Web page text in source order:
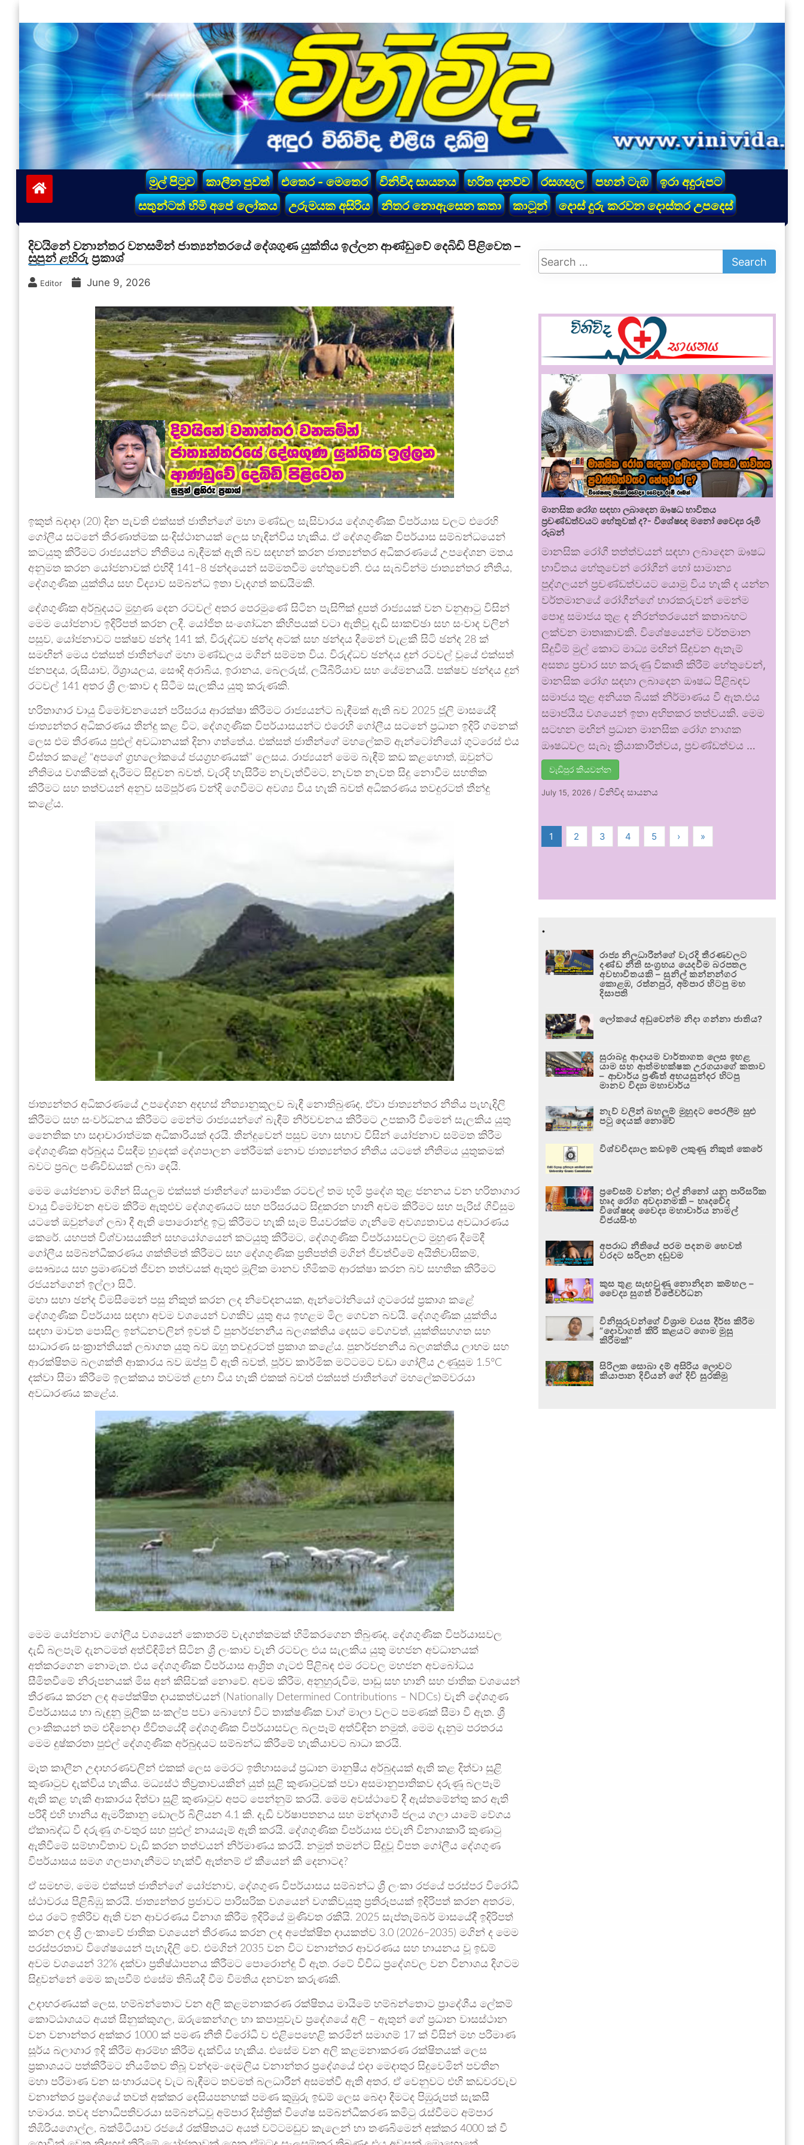
to
content
vinivida.lk
මුල් පිටුව කාලීන පුවත් එතෙර - මෙතෙර විනිවිද සායනය හරිත දනව්ව රසගඟුල පහන් ටැඹ
ඉරා අදුරුපට
සතුන්ටත් හිමි අපේ ලෝකය
උරුමයක අසිරිය නිතර නොඇසෙන කතා කාටූන් දොස් දුරු කරවන දොස්තර උපදෙස්
දිවයිනේ වනාන්තර වනසමින් ජාත්‍යන්තරයේ දේශගුණ යුක්තිය ඉල්ලන ආණ්ඩුවේ දෙබිඩි පිළිවෙත –
සුපුන් ළහිරු ප්‍රකාශ්
Editor June 9, 2026
ඉකුත් බදාදා (20) දින පැවති එක්සත් ජාතීන්ගේ මහා මණ්ඩල සැසිවාරය දේශගුණික විපර්යාස වලට එරෙහි
ගෝලීය සටනේ තීරණාත්මක සංදිස්ථානයක් ලෙස හැඳින්විය හැකිය. ඒ දේශගුණික විපර්යාස සම්බන්ධයෙන්
කටයුතු කිරීමට රාජ්‍යයන්ට නීතිමය බැඳීමක් ඇති බව සඳහන් කරන ජාත්‍යන්තර අධිකරණයේ උපදේශන මතය
අනුමත කරන යෝජනාවක් එහිදී 141–8 ඡන්දයෙන් සම්මතවීම හේතුවෙනි. එය සැබවින්ම ජාත්‍යන්තර නීතිය,
දේශගුණික යුක්තිය සහ විද්‍යාව සම්බන්ධ ඉතා වැදගත් කඩයිමකි.
දේශගුණික අර්බුදයට මුහුණ දෙන රටවල් අතර පෙරමුණේ සිටින පැසිෆික් දූපත් රාජ්‍යයක් වන වනුආටු විසින්
මෙම යෝජනාව ඉදිරිපත් කරන ලදී. යෝජිත සංශෝධන කිහිපයක් වටා ඇතිවූ දැඩි සාකච්ඡා සහ සංවාද වලින්
පසුව, යෝජනාවට පක්ෂව ඡන්ද 141 ක්, විරුද්ධව ඡන්ද අටක් සහ ඡන්දය දීමෙන් වැළකී සිටි ඡන්ද 28 ක්
සමඟින් මෙය එක්සත් ජාතීන්ගේ මහා මණ්ඩලය මගින් සම්මත විය. විරුද්ධව ඡන්දය දුන් රටවල් වූයේ එක්සත්
ජනපදය, රුසියාව, ඊශ්‍රායලය, සෞදි අරාබිය, ඉරානය, බෙලරුස්, ලයිබීරියාව සහ යේමනයයි. පක්ෂව ඡන්දය දුන්
රටවල් 141 අතර ශ්‍රී ලංකාව ද සිටීම සැලකිය යුතු කරුණකි.
හරිතාගාර වායු විමෝචනයෙන් පරිසරය ආරක්ෂා කිරීමට රාජ්‍යයන්ට බැඳීමක් ඇති බව 2025 ජූලි මාසයේදී
ජාත්‍යන්තර අධිකරණය තීන්දු කළ විට, දේශගුණික විපර්යාසයන්ට එරෙහි ගෝලීය සටනේ ප්‍රධාන ඉදිරි ගමනක්
ලෙස එම තීරණය පුළුල් අවධානයක් දිනා ගත්තේය. එක්සත් ජාතීන්ගේ මහලේකම් ඇන්ටෝනියෝ ගුටරෙස් එය
විස්තර කළේ “අපගේ ග්‍රහලෝකයේ ජයග්‍රහණයක්” ලෙසය. රාජ්‍යයන් මෙම බැඳීම් කඩ කළහොත්, ඔවුන්ට
නීතිමය වගකීමක් දැරීමට සිදුවන බවත්, වැරදි හැසිරීම නැවැත්වීමට, නැවත නැවත සිදු නොවීම සහතික
කිරීමට සහ තත්වයන් අනුව සම්පූර්ණ වන්දි ගෙවීමට අවශ්‍ය විය හැකි බවත් අධිකරණය තවදුරටත් තීන්දු
කළේය.
ජාත්‍යන්තර අධිකරණයේ උපදේශන අදහස් නීත්‍යානුකූලව බැඳී නොතිබුණද, ඒවා ජාත්‍යන්තර නීතිය පැහැදිලි
කිරීමට සහ සංවර්ධනය කිරීමට මෙන්ම රාජ්‍යයන්ගේ බැඳීම් නිර්වචනය කිරීමට උපකාරී වීමෙන් සැලකිය යුතු
නෛතික හා සදාචාරාත්මක අධිකාරියක් දරයි. තීන්දුවෙන් පසුව මහා සභාව විසින් යෝජනාව සම්මත කිරීම
දේශගුණික අර්බුදය විසඳීම හුදෙක් දේශපාලන තේරීමක් නොව ජාත්‍යන්තර නීතිය යටතේ නීතිමය යුතුකමක්
බවට ප්‍රබල පණිවිඩයක් ලබා දෙයි.
මෙම යෝජනාව මගින් සියලුම එක්සත් ජාතීන්ගේ සාමාජික රටවල් තම භූමි ප්‍රදේශ තුළ ජනනය වන හරිතාගාර
වායු විමෝචන අවම කිරීම ඇතුළුව දේශගුණයට සහ පරිසරයට සිදුකරන හානි අවම කිරීමට සහ පැරිස් ගිවිසුම
යටතේ ඔවුන්ගේ ලබා දී ඇති පොරොන්දු ඉටු කිරීමට හැකි සෑම පියවරක්ම ගැනීමේ අවශ්‍යතාවය අවධාරණය
කෙරේ. යහපත් විශ්වාසයකින් සහයෝගයෙන් කටයුතු කිරීමට, දේශගුණික විපර්යාසවලට මුහුණ දීමේදී
ගෝලීය සම්බන්ධීකරණය ශක්තිමත් කිරීමට සහ දේශගුණික ප්‍රතිපත්ති මගින් ජීවත්වීමේ අයිතිවාසිකම්,
සෞඛ්‍යය සහ ප්‍රමාණවත් ජීවන තත්වයක් ඇතුළු මූලික මානව හිමිකම් ආරක්ෂා කරන බව සහතික කිරීමට
රජයන්ගෙන් ඉල්ලා සිටී.
මහා සභා ඡන්ද විමසීමෙන් පසු නිකුත් කරන ලද නිවේදනයක, ඇන්ටෝනියෝ ගුටරෙස් ප්‍රකාශ කළේ
දේශගුණික විපර්යාස සඳහා අවම වශයෙන් වගකිව යුතු අය ඉහළම මිල ගෙවන බවයි. දේශගුණික යුක්තිය
සඳහා මාවත පොසිල ඉන්ධනවලින් ඉවත් වී පුනර්ජනනීය බලශක්තිය දෙසට වේගවත්, යුක්තිසහගත සහ
සාධාරණ සංක්‍රාන්තියක් ලබාගත යුතු බව ඔහු තවදුරටත් ප්‍රකාශ කළේය. පුනර්ජනනීය බලශක්තිය ලාභම සහ
ආරක්ෂිතම බලශක්ති ආකාරය බව ඔප්පු වී ඇති බවත්, පූර්ව කාර්මික මට්ටමට වඩා ගෝලීය උණුසුම 1.5°C
දක්වා සීමා කිරීමේ ඉලක්කය තවමත් ළඟා විය හැකි එකක් බවත් එක්සත් ජාතීන්ගේ මහලේකම්වරයා
අවධාරණය කළේය.
මෙම යෝජනාව ගෝලීය වශයෙන් කොතරම් වැදගත්කමක් හිමිකරගෙන තිබුණද, දේශගුණික විපර්යාසවල
දැඩි බලපෑම් දැනටමත් අත්විඳිමින් සිටින ශ්‍රී ලංකාව වැනි රටවල එය සැලකිය යුතු මහජන අවධානයක්
අත්කරගෙන නොමැත. එය දේශගුණික විපර්යාස ආශ්‍රිත ගැටළු පිළිබඳ එම රටවල මහජන අවබෝධය
සීමිතවීමේ නිරූපනයක් මිස අන් කිසිවක් නොවේ. අවම කිරීම, අනුහුරුවීම, පාඩු සහ හානි සහ ජාතික වශයෙන්
තීරණය කරන ලද අපේක්ෂිත දායකත්වයන් (Nationally Determined Contributions – NDCs) වැනි දේශගුණ
විපර්යාසය හා බැඳුනු මූලික සංකල්ප පවා බොහෝ විට තාක්ෂණික වාග් මාලා වලට පමණක් සීමා වී ඇත. ශ්‍රී
ලාංකිකයන් තම එදිනෙදා ජීවිතයේදී දේශගුණික විපර්යාසවල බලපෑම් අත්විඳින නමුත්, මෙම දැනුම පරතරය
මෙම දුෂ්කරතා පුළුල් දේශගුණික අර්බුදයට සම්බන්ධ කිරීමේ හැකියාවට බාධා කරයි.
මෑත කාලීන උදාහරණවලින් එකක් ලෙස මෙරට ඉතිහාසයේ ප්‍රධාන මානුෂීය අර්බුදයක් ඇති කළ දිත්වා සුළි
කුණාටුව දැක්විය හැකිය. මධ්‍යස්ථ තීව්‍රතාවයකින් යුත් සුළි කුණාටුවක් පවා අසමානුපාතිකව දරුණු බලපෑම්
ඇති කළ හැකි ආකාරය දිත්වා සුළි කුණාටුව අපට පෙන්නුම් කරයි. මෙම අවස්ථාවේ දී ඇස්තමේන්තු කර ඇති
පරිදි එහි හානිය ඇමරිකානු ඩොලර් බිලියන 4.1 කි. දැඩි වර්ෂාපතනය සහ මන්දගාමී ජලය ගලා යාමේ වේගය
ඒකාබද්ධ වී දරුණු ගංවතුර සහ පුළුල් නායයෑම් ඇති කරයි. දේශගුණික විපර්යාස එවැනි විනාශකාරී කුණාටු
ඇතිවීමේ සම්භාවිතාව වැඩි කරන තත්වයන් නිර්මාණය කරයි. නමුත් තමන්ට සිදුවූ විපත ගෝලීය දේශගුණ
විපර්යාසය සමග ගලපාගැනීමට හැක්වී ඇත්නම් ඒ කීයෙන් කී දෙනාටද?
ඒ සමඟම, මෙම එක්සත් ජාතීන්ගේ යෝජනාව, දේශගුණ විපර්යාසය සම්බන්ධ ශ්‍රී ලංකා රජයේ පරස්පර විරෝධී
ස්ථාවරය පිළිබිඹු කරයි. ජාත්‍යන්තර ප්‍රජාවට පාරිසරික වශයෙන් වගකිවයුතු ප්‍රතිරූපයක් ඉදිරිපත් කරන අතරම,
එය රටේ ඉතිරිව ඇති වන ආවරණය විනාශ කිරීම ඉදිරියේ මුණිවත රකියි. 2025 සැප්තැම්බර් මාසයේදී ඉදිරිපත්
කරන ලද ශ්‍රී ලංකාවේ ජාතික වශයෙන් තීරණය කරන ලද අපේක්ෂිත දායකත්ව 3.0 (2026–2035) මගින් ද මෙම
පරස්පරතාව විශේෂයෙන් පැහැදිලි වේ. එමගින් 2035 වන විට වනාන්තර ආවරණය සහ හායනය වූ ඉඩම්
අවම වශයෙන් 32% දක්වා ප්‍රතිෂ්ඨාපනය කිරීමට පොරොන්දු වී ඇත. රටේ විවිධ ප්‍රදේශවල වන විනාශය දිගටම
සිදුවන්නේ මෙම කැපවීම් එසේම තිබියදී වීම විමතිය දනවන කරුණකි.
උදාහරණයක් ලෙස, හම්බන්තොට වන අලි කළමනාකරණ රක්ෂිතය මායිමේ හම්බන්තොට ප්‍රාදේශීය ලේකම්
කොට්ඨාශයට අයත් සීනුක්කුගල, ඔරුකෙන්ගල හා කපාපුවැව ප්‍රදේශයේ අලි – ඇතුන් ගේ ප්‍රධාන වාසස්ථාන
වන වනාන්තර අක්කර 1000 ක් පමණ නීති විරෝධී ව එළිපෙහෙළි කරමින් සමාගම් 17 ක් විසින් මහ පරිමාණ
සූර්ය බලාගාර ඉදි කිරීම ආරම්භ කිරීම දැක්විය හැකිය. එසේම වන අලි කළමනාකරණ රක්ෂිතයක් ලෙස
ප්‍රකාශයට පත්කිරීමට නියමිතව තිබූ වන්දම-දෙමලිය වනාන්තර ප්‍රදේශයේ එදා මෙදාතුර සිදුවෙමින් පවතින
මහා පරිමාණ වන සංහාරයටද වැට බැඳීමට තවමත් බලධාරීන් අසමත්වී ඇති අතර, ඒ වෙනුවට එහි කඩවරවැව
වනාන්තර ප්‍රදේශයේ තවත් අක්කර දෙසියපනහක් පමණ කුඹුරු ඉඩම් ලෙස බෙදා දීමටද පිඹුරුපත් සැකසී
හමාරය. තවද ජනාධිපතිවරයා සම්බන්ධවූ අම්පාර දිස්ත්‍රික් විශේෂ සම්බන්ධීකරණ කමිටු රැස්වීමට අම්පාර
තිඹිරියගොල්ල, බක්මිටියාව රජයේ රක්ෂිතයට අයත් වට්ටමඩුව කැලෙන් හා තණබිමෙන් අක්කර 4000 ක් වී
මානසික රෝග සඳහා ලබාදෙන ඖෂධ භාවිතය
ප්‍රචණ්ඩත්වයට හේතුවක් ද?- විශේෂඥ මනෝ වෛද්‍ය රූමි
රූබන්
මානසික රෝගී තත්ත්වයන් සඳහා ලබාදෙන ඖෂධ
භාවිතය හේතුවෙන් රෝගීන් හෝ සාමාන්‍ය
පුද්ගලයන් ප්‍රචණ්ඩත්වයට යොමු විය හැකි ද යන්න
වර්තමානයේ රෝගීන්ගේ භාරකරුවන් මෙන්ම
පොදු සමාජය තුළ ද නිරන්තරයෙන් කතාබහට
ලක්වන මාතෘකාවකි. විශේෂයෙන්ම වර්තමාන
සිදුවීම් මුල් කොට මාධ්‍ය මඟින් සිදුවන ඇතැම්
අසත්‍ය ප්‍රචාර සහ කරුණු විකෘති කිරීම් හේතුවෙන්,
මානසික රෝග සඳහා ලබාදෙන ඖෂධ පිළිබඳව
සමාජය තුළ අනියත බියක් නිර්මාණය වී ඇත.එය
සමාජයීය වශයෙන් ඉතා අහිතකර තත්වයකි. මෙම
සටහන මඟින් ප්‍රධාන මානසික රෝග නාශක
ඖෂධවල සැබෑ ක්‍රියාකාරීත්වය, ප්‍රචණ්ඩත්වය …
වැඩිපුර කියවන්න
July 15, 2026 /විනිවිද සායනය
1 2 3 4 5 › »
.
රාජ්‍ය නිලධාරීන්ගේ වැරදි තීරණවලට
දණ්ඩ නීති සංග්‍රහය යෙදවීම බරපතල
අවභාවිතයකි – සුනිල් කන්නන්ගර
කොළඹ, රත්නපුර, අම්පාර හිටපු මහ
දිසාපති
ලෝකයේ අඩුවෙන්ම නිදා ගන්නා ජාතිය?
සුරාබදු ආදායම වාර්තාගත ලෙස ඉහළ
යාම සහ ආත්මභක්ෂක උරගයාගේ කතාව
– ආචාර්ය ප්‍රණීත් අභයසුන්දර හිටපු
මානව විද්‍යා මහාචාර්ය
නැව් වලින් බහලුම් මුහුදට පෙරලීම සුළු
පටු දෙයක් නොවේ
විශ්වවිද්‍යාල කඩඉම් ලකුණු නිකුත් කෙරේ
ප්‍රවේසම් වන්න; එල් නිනෝ යනු පාරිසරික
හෘද රෝග අවදානමකි – හෘදවේද
විශේෂඥ වෛද්‍ය මහාචාර්ය නාමල්
විජයසිංහ
අපරාධ නීතියේ පරම පදනම හෙවත්
වරදට සරිලන දඬුවම
කුස තුළ සැඟවුණු නොනිදන කම්හල –
වෛද්‍ය සුගත් විජේවර්ධන
විනිසුරුවන්ගේ විශ්‍රාම වයස දීර්ඝ කිරීම
“දොවාගත් කිරි කළයට ගොම මුසු
කිරීමක්”
සිරිලක සොබා දම් අසිරිය ලොවට
කියාපාන දිවියන් ගේ දිවි සුරකිමු